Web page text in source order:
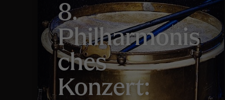
8.
Philharmonis
ches
Konzert: